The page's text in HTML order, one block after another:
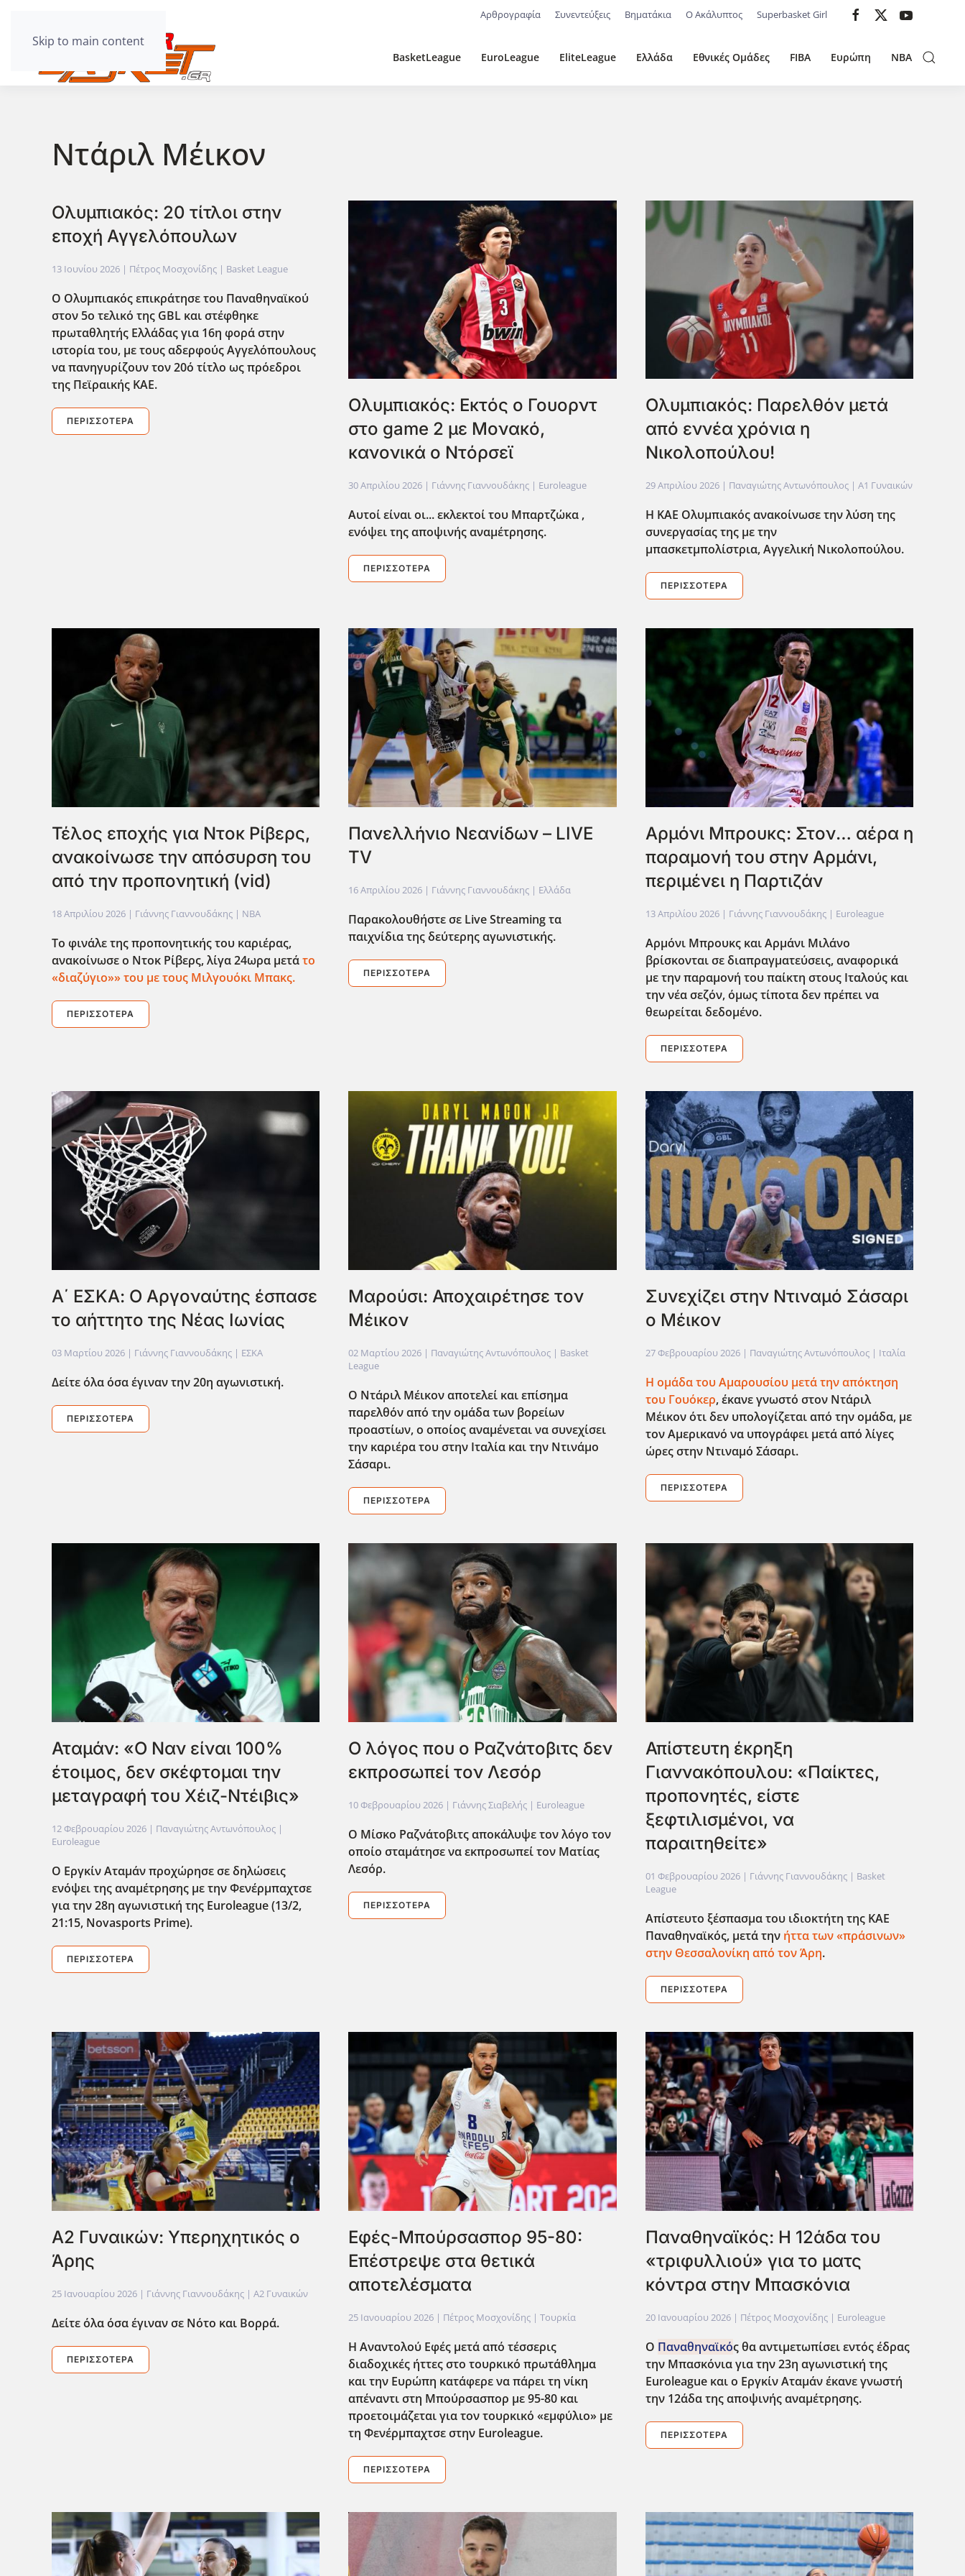
Skip to main content
Αρθρογραφία Συνεντεύξεις Βηματάκια Ο Ακάλυπτος Superbasket Girl
BasketLeague EuroLeague EliteLeague Ελλάδα Εθνικές Ομάδες FIBA Ευρώπη NBA
Ντάριλ Μέικον
Ολυμπιακός: 20 τίτλοι στην
εποχή Αγγελόπουλων
13 Ιουνίου 2026 | Πέτρος Μοσχονίδης | Basket League
Ο Ολυμπιακός επικράτησε του Παναθηναϊκού
στον 5ο τελικό της GBL και στέφθηκε
πρωταθλητής Ελλάδας για 16η φορά στην
ιστορία του, με τους αδερφούς Αγγελ΄οπουλους
να πανηγυρίζουν τον 20ό τίτλο ως πρόεδροι
της Πεϊραικής ΚΑΕ.
ΠΕΡΙΣΣΌΤΕΡΑ
Ολυμπιακός: Εκτός ο Γουορντ
στο game 2 με Μονακό,
κανονικά ο Ντόρσεϊ
30 Απριλίου 2026 | Γιάννης Γιαννουδάκης | Euroleague
Αυτοί είναι οι... εκλεκτοί του Μπαρτζώκα ,
ενόψει της αποψινής αναμέτρησης.
ΠΕΡΙΣΣΌΤΕΡΑ
Ολυμπιακός: Παρελθόν μετά
από εννέα χρόνια η
Νικολοπούλου!
29 Απριλίου 2026| Παναγιώτης Αντωνόπουλος | Α1 Γυναικών
Η ΚΑΕ Ολυμπιακός ανακοίνωσε την λύση της
συνεργασίας της με την
μπασκετμπολίστρια, Αγγελική Νικολοπούλου.
ΠΕΡΙΣΣΌΤΕΡΑ
Τέλος εποχής για Ντοκ Ρίβερς,
ανακοίνωσε την απόσυρση του
από την προπονητική (vid)
18 Απριλίου 2026 | Γιάννης Γιαννουδάκης | NBA
Το φινάλε της προπονητικής του καριέρας,
ανακοίνωσε ο Ντοκ Ρίβερς, λίγα 24ωρα μετάτο
«διαζύγιο»» του με τους Μιλγουόκι Μπακς.
ΠΕΡΙΣΣΌΤΕΡΑ
Πανελλήνιο Νεανίδων – LIVE
TV
16 Απριλίου 2026 | Γιάννης Γιαννουδάκης | Ελλάδα
Παρακολουθήστε σε Live Streaming τα
παιχνίδια της δεύτερης αγωνιστικής.
ΠΕΡΙΣΣΌΤΕΡΑ
Αρμόνι Μπρουκς: Στον… αέρα η
παραμονή του στην Αρμάνι,
περιμένει η Παρτιζάν
13 Απριλίου 2026| Γιάννης Γιαννουδάκης | Euroleague
Αρμόνι Μπρουκς και Αρμάνι Μιλάνο
βρίσκονται σε διαπραγματεύσεις, αναφορικά
με την παραμονή του παίκτη στους Ιταλούς και
την νέα σεζόν, όμως τίποτα δεν πρέπει να
θεωρείται δεδομένο.
ΠΕΡΙΣΣΌΤΕΡΑ
Α΄ ΕΣΚΑ: Ο Αργοναύτης έσπασε
το αήττητο της Νέας Ιωνίας
03 Μαρτίου 2026 | Γιάννης Γιαννουδάκης | ΕΣΚΑ
Δείτε όλα όσα έγιναν την 20η αγωνιστική.
ΠΕΡΙΣΣΌΤΕΡΑ
Μαρούσι: Αποχαιρέτησε τον
Μέικον
02 Μαρτίου 2026 | Παναγιώτης Αντωνόπουλος | Basket
League
Ο Ντάριλ Μέικον αποτελεί και επίσημα
παρελθόν από την ομάδα των βορείων
προαστίων, ο οποίος αναμένεται να συνεχίσει
την καριέρα του στην Ιταλία και την Ντινάμο
Σάσαρι.
ΠΕΡΙΣΣΌΤΕΡΑ
Συνεχίζει στην Ντιναμό Σάσαρι
ο Μέικον
27 Φεβρουαρίου 2026| Παναγιώτης Αντωνόπουλος | Ιταλία
Η ομάδα του Αμαρουσίου μετά την απόκτηση
του Γουόκερ, έκανε γνωστό στον Ντάριλ
Μέικον ότι δεν υπολογίζεται από την ομάδα, με
τον Αμερικανό να υπογράφει μετά από λίγες
ώρες στην Ντιναμό Σάσαρι.
ΠΕΡΙΣΣΌΤΕΡΑ
Αταμάν: «Ο Ναν είναι 100%
έτοιμος, δεν σκέφτομαι την
μεταγραφή του Χέιζ-Ντέιβις»
12 Φεβρουαρίου 2026 | Παναγιώτης Αντωνόπουλος |
Euroleague
Ο Εργκίν Αταμάν προχώρησε σε δηλώσεις
ενόψει της αναμέτρησης με την Φενέρμπαχτσε
για την 28η αγωνιστική της Euroleague (13/2,
21:15, Novasports Prime).
ΠΕΡΙΣΣΌΤΕΡΑ
Ο λόγος που ο Ραζνάτοβιτς δεν
εκπροσωπεί τον Λεσόρ
10 Φεβρουαρίου 2026 | Γιάννης Σιαβελής | Euroleague
Ο Μίσκο Ραζνάτοβιτς αποκάλυψε τον λόγο τον
οποίο σταμάτησε να εκπροσωπεί τον Ματίας
Λεσόρ.
ΠΕΡΙΣΣΌΤΕΡΑ
Απίστευτη έκρηξη
Γιαννακόπουλου: «Παίκτες,
προπονητές, είστε
ξεφτιλισμένοι, να
παραιτηθείτε»
01 Φεβρουαρίου 2026| Γιάννης Γιαννουδάκης | Basket
League
Απίστευτο ξέσπασμα του ιδιοκτήτη της ΚΑΕ
Παναθηναϊκός, μετά την ήττα των «πράσινων»
στην Θεσσαλονίκη από τον Άρη.
ΠΕΡΙΣΣΌΤΕΡΑ
Α2 Γυναικών: Υπερηχητικός ο
Άρης
25 Ιανουαρίου 2026 | Γιάννης Γιαννουδάκης | Α2 Γυναικών
Δείτε όλα όσα έγιναν σε Νότο και Βορρά.
ΠΕΡΙΣΣΌΤΕΡΑ
Εφές-Μπούρσασπορ 95-80:
Επέστρεψε στα θετικά
αποτελέσματα
25 Ιανουαρίου 2026 | Πέτρος Μοσχονίδης |Τουρκία
Η Αναντολού Εφές μετά από τ΄εσσερις
διαδοχικές ήττες στο τουρκικό πρωτάθλημα
και την Ευρώπη κατάφερε να πάρει τη νίκη
απέναντι στη Μπούρσασπορ με 95-80 και
προετοιμάζεται για τον τουρκικό «εμφύλιο» με
τη Φενέρμπαχτσε στην Euroleague.
ΠΕΡΙΣΣΌΤΕΡΑ
Παναθηναϊκός: Η 12άδα του
«τριφυλλιού» για το ματς
κόντρα στην Μπασκόνια
20 Ιανουαρίου 2026| Πέτρος Μοσχονίδης | Euroleague
Ο Παναθηναϊκός θα αντιμετωπίσει εντός έδρας
την Μπασκόνια για την 23η αγωνιστική της
Euroleagueκαι ο Εργκίν Αταμάν έκανε γνωστή
την 12άδα της αποψινής αναμέτρησης.
ΠΕΡΙΣΣΌΤΕΡΑ